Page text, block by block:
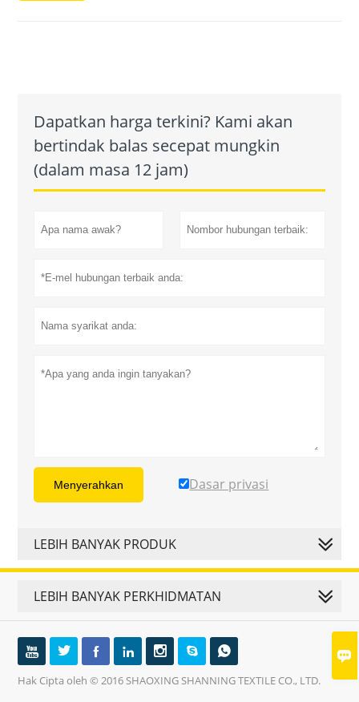

Dapatkan harga terkini? Kami akan
bertindak balas secepat mungkin
(dalam masa 12 jam)
Menyerahkan Dasar privasi
LEBIH BANYAK PRODUK
LEBIH BANYAK PERKHIDMATAN
      
Hak Cipta oleh © 2016 SHAOXING SHANNING TEXTILE CO., LTD.